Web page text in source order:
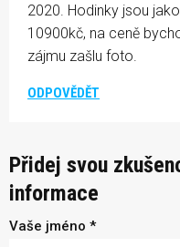
2020. Hodinky jsou
10900kč, na ceně
zájmu zašlu foto.
ODPOVĚDĚT
Přidej svou
informace
Vaše jméno *